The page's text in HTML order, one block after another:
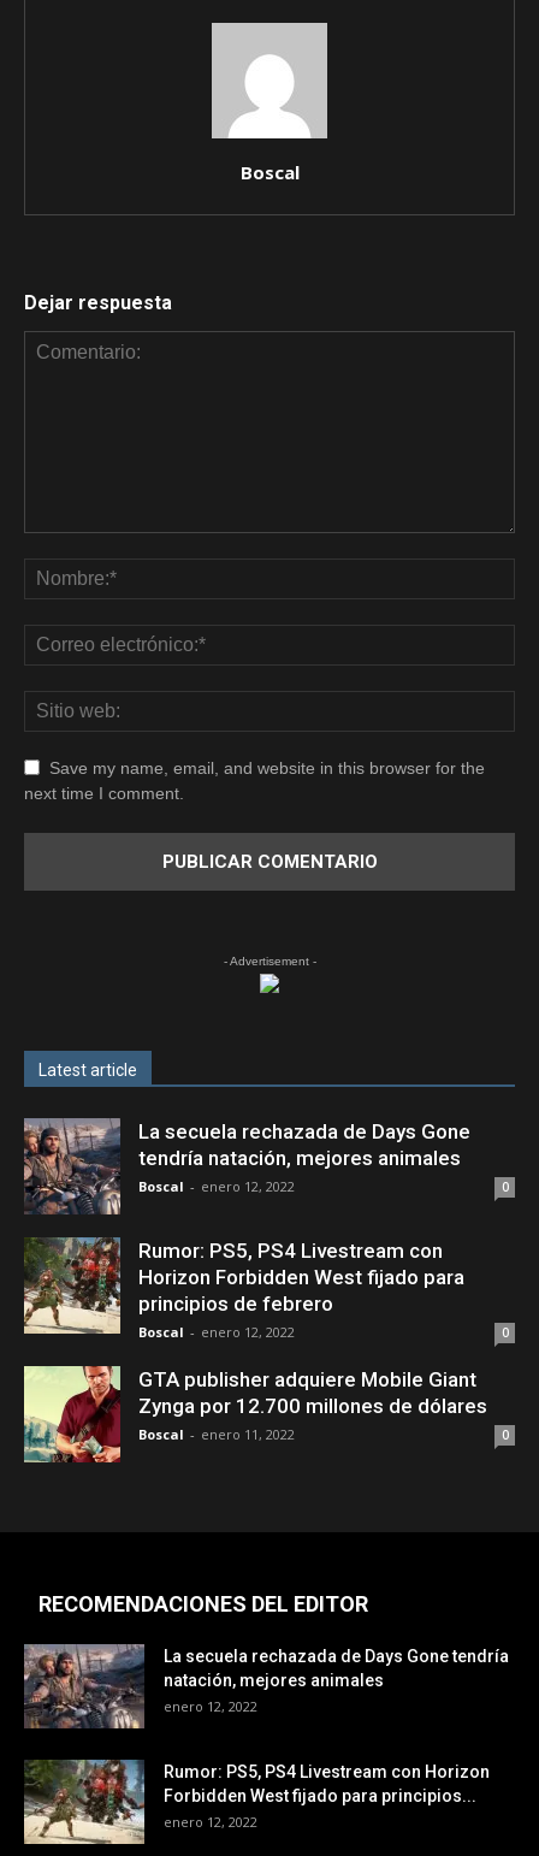
Boscal
Dejar respuesta
Save my name, email, and website in this browser for the
next time I comment.
- Advertisement -
Latest article
La secuela rechazada de Days Gone
tendría natación, mejores animales
Boscal - enero 12, 2022 0
Rumor: PS5, PS4 Livestream con
Horizon Forbidden West fijado para
principios de febrero
Boscal - enero 12, 2022 0
GTA publisher adquiere Mobile Giant
Zynga por 12.700 millones de dólares
Boscal - enero 11, 2022 0
RECOMENDACIONES DEL EDITOR
La secuela rechazada de Days Gone tendría
natación, mejores animales
enero 12, 2022
Rumor: PS5, PS4 Livestream con Horizon
Forbidden West fijado para principios...
enero 12, 2022